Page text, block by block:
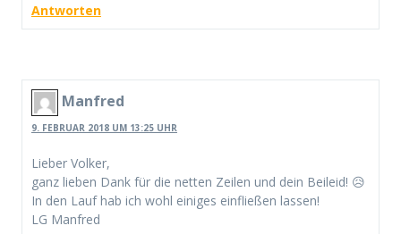
Antworten
Manfred
9. FEBRUAR 2018 UM 13:25 UHR
Lieber Volker,
ganz lieben Dank für die netten Zeilen und dein Beileid! 😥
In den Lauf hab ich wohl einiges einfließen lassen!
LG Manfred